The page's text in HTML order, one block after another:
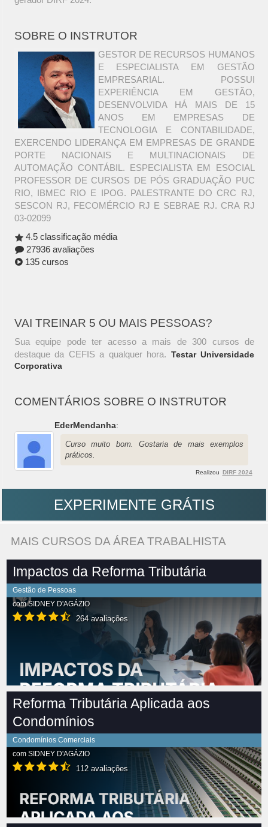
SOBRE O INSTRUTOR
GESTOR DE RECURSOS HUMANOS
E ESPECIALISTA EM GESTÃO
EMPRESARIAL. POSSUI
EXPERIÊNCIA EM GESTÃO,
DESENVOLVIDA HÁ MAIS DE 15
ANOS EM EMPRESAS DE
TECNOLOGIA E CONTABILIDADE,
EXERCENDO LIDERANÇA EM EMPRESAS DE GRANDE
PORTE NACIONAIS E MULTINACIONAIS DE
AUTOMAÇÃO CONTÁBIL. ESPECIALISTA EM ESOCIAL
PROFESSOR DE CURSOS DE PÓS GRADUAÇÃO PUC
RIO, IBMEC RIO E IPOG. PALESTRANTE DO CRC RJ,
SESCON RJ, FECOMÉRCIO RJ E SEBRAE RJ. CRA RJ
03-02099
4.5 classificação média
27936 avaliações
135 cursos
VAI TREINAR 5 OU MAIS PESSOAS?
Sua equipe pode ter acesso a mais de 300 cursos de
destaque da CEFIS a qualquer hora. Testar Universidade
Corporativa
COMENTÁRIOS SOBRE O INSTRUTOR
EderMendanha:
Curso muito bom. Gostaria de mais exemplos
práticos.
Realizou DIRF 2024
EXPERIMENTE GRÁTIS
MAIS CURSOS DA ÁREA TRABALHISTA
Impactos da Reforma Tributária
Gestão de Pessoas
comSIDNEY D'AGÁZIO
264 avaliações
Reforma Tributária Aplicada aos
Condomínios
Condomínios Comerciais
com SIDNEY D'AGÁZIO
112 avaliações